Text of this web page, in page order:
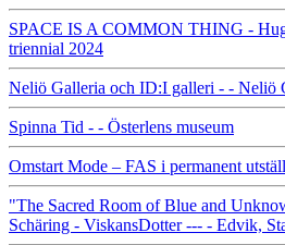
SPACE IS A COMMON THING -
triennial 2024
Neliö Galleria och ID:I galleri - - Neliö
Spinna Tid - - Österlens museum
Omstart Mode – FAS i permanent
"The Sacred Room of Blue and
Schäring - ViskansDotter --- - Edvik,